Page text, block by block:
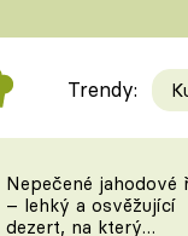
TEĎ VAŘÍ ŠÉF!
Trendy:
Nepečené jahodové
– lehký a osvěžující
dezert, na který